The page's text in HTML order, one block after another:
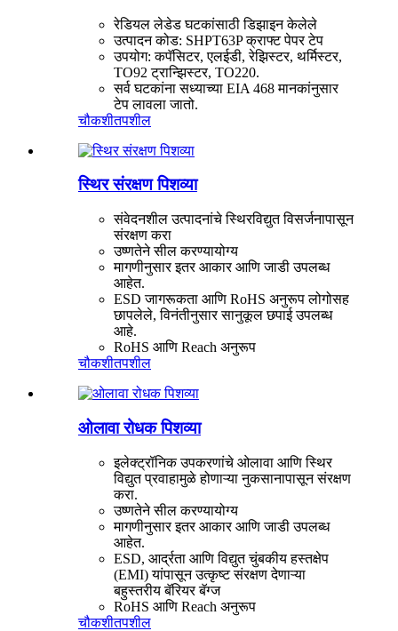
रेडियल लेडेड घटकांसाठी डिझाइन केलेले
उत्पादन कोड: SHPT63P क्राफ्ट पेपर टेप
उपयोग: कपॅसिटर, एलईडी, रेझिस्टर, थर्मिस्टर,
TO92 ट्रान्झिस्टर, TO220.
सर्व घटकांना सध्याच्या EIA 468 मानकांनुसार
टेप लावला जातो.
चौकशीतपशील
स्थिर संरक्षण पिशव्या
संवेदनशील उत्पादनांचे स्थिरविद्युत विसर्जनापासून
संरक्षण करा
उष्णतेने सील करण्यायोग्य
मागणीनुसार इतर आकार आणि जाडी उपलब्ध
आहेत.
ESD जागरूकता आणि RoHS अनुरूप लोगोसह
छापलेले, विनंतीनुसार सानुकूल छपाई उपलब्ध
आहे.
RoHS आणि Reach अनुरूप
चौकशीतपशील
ओलावा रोधक पिशव्या
इलेक्ट्रॉनिक उपकरणांचे ओलावा आणि स्थिर
विद्युत प्रवाहामुळे होणाऱ्या नुकसानापासून संरक्षण
करा.
उष्णतेने सील करण्यायोग्य
मागणीनुसार इतर आकार आणि जाडी उपलब्ध
आहेत.
ESD, आर्द्रता आणि विद्युत चुंबकीय हस्तक्षेप
(EMI) यांपासून उत्कृष्ट संरक्षण देणाऱ्या
बहुस्तरीय बॅरियर बॅग्ज
RoHS आणि Reach अनुरूप
चौकशीतपशील